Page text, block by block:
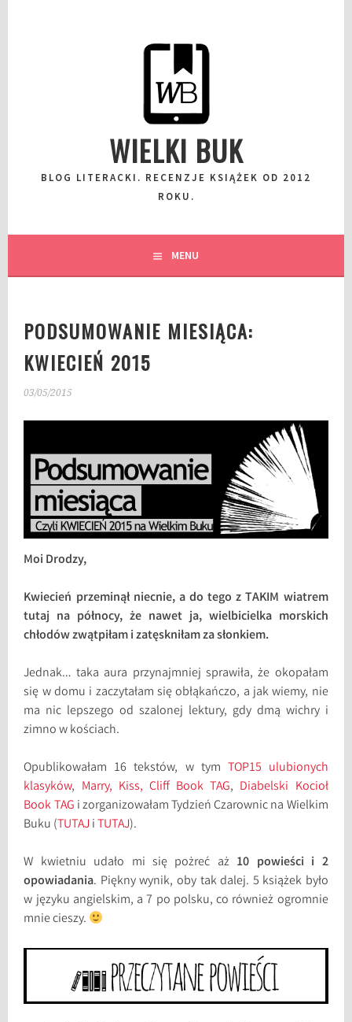
WIELKI BUK
BLOG LITERACKI. RECENZJE KSIĄŻEK OD 2012
ROKU.
MENU
PODSUMOWANIE MIESIĄCA:
KWIECIEŃ 2015
03/05/2015
Moi Drodzy,
Kwiecień przeminął niecnie, a do tego z TAKIM wiatrem
tutaj na północy, że nawet ja, wielbicielka morskich
chłodów zwątpiłam i zatęskniłam za słonkiem.
Jednak… taka aura przynajmniej sprawiła, że okopałam
się w domu i zaczytałam się obłąkańczo, a jak wiemy, nie
ma nic lepszego od szalonej lektury, gdy dmą wichry i
zimno w kościach.
Opublikowałam 16 tekstów, w tym TOP15 ulubionych
klasyków, Marry, Kiss, Cliff Book TAG, Diabelski Kocioł
Book TAG i zorganizowałam Tydzień Czarownic na Wielkim
Buku (TUTAJ iTUTAJ).
W kwietniu udało mi się pożreć aż 10 powieści i 2
opowiadania. Piękny wynik, oby tak dalej. 5 książek było
w języku angielskim, a 7 po polsku, co również ogromnie
mnie cieszy.